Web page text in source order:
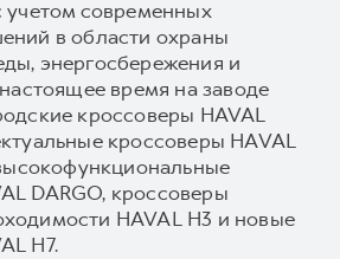
учетом современных
в области охраны
энергосбережения и
время на заводе
кроссоверы HAVAL
кроссоверы HAVAL
DARGO, кроссоверы
HAVAL H3 и новые
H7.